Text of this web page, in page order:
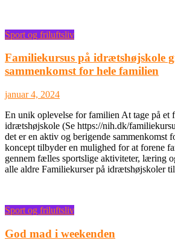
Sport og friluftsliv
Familiekursus på idrætshøjskole
sammenkomst for hele familien
januar 4, 2024
En unik oplevelse for familien At tage på et
idrætshøjskole (Se https://nih.dk/
det er en aktiv og berigende sammenkomst
koncept tilbyder en mulighed for at forene
gennem fælles sportslige aktiviteter, læring
alle aldre Familiekurser på idrætshøjskoler
Sport og friluftsliv
God mad i weekenden